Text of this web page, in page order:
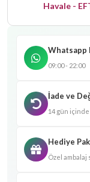
Havale -
Whatsapp
09:00 - 22:00
İade ve
14 gün
Hediye
Özel ambalaj